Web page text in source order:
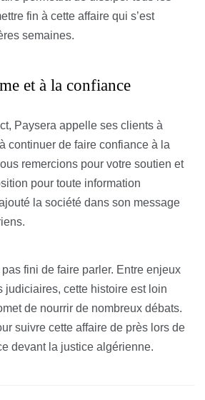
fin à cette affaire qui s’est
semaines.
et à la confiance
Paysera appelle ses clients à
continuer de faire confiance à la
remercions pour votre soutien et
pour toute information
la société dans son message
pas fini de faire parler. Entre enjeux
judiciaires, cette histoire est loin
de nourrir de nombreux débats.
suivre cette affaire de près lors de
devant la justice algérienne.